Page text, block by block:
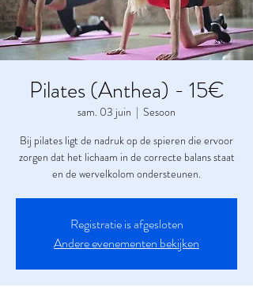
Pilates (Anthea) - 15€
sam. 03 juin
  |
Sesoon
Bij pilates ligt de nadruk op de spieren die ervoor
zorgen dat het lichaam in de correcte balans staat
en de wervelkolom ondersteunen.
Registratie is afgesloten
Andere evenementen bekijken